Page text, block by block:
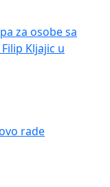
za osobe sa
Kljajic u
rade